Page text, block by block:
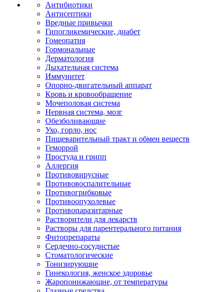
Антибиотики
Антисептики
Вредные привычки
Гипогликемические, диабет
Гомеопатия
Гормональные
Дерматология
Дыхательная система
Иммунитет
Опорно-двигательный аппарат
Кровь и кровообращение
Мочеполовая система
Нервная система, мозг
Обезболивающие
Ухо, горло, нос
Пищеварительный тракт и обмен веществ
Геморрой
Простуда и грипп
Аллергия
Противовирусные
Противовоспалительные
Противогрибковые
Противоопухолевые
Противопаразитарные
Растворители для лекарств
Растворы для парентерального питания
Фитопрепараты
Сердечно-сосудистые
Стоматологические
Тонизирующие
Гинекология, женское здоровье
Жаропонижающие, от температуры